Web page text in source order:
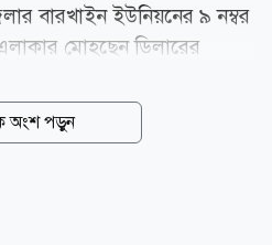
বারখাইন ইউনিয়নের ৯ নম্বর
মোহছেন ডিলারের
ছিলেন। স্থানীয় সূত্রে জানা
উদ্দিনের চাচাতো ভাই মো.
অংশ পড়ুন